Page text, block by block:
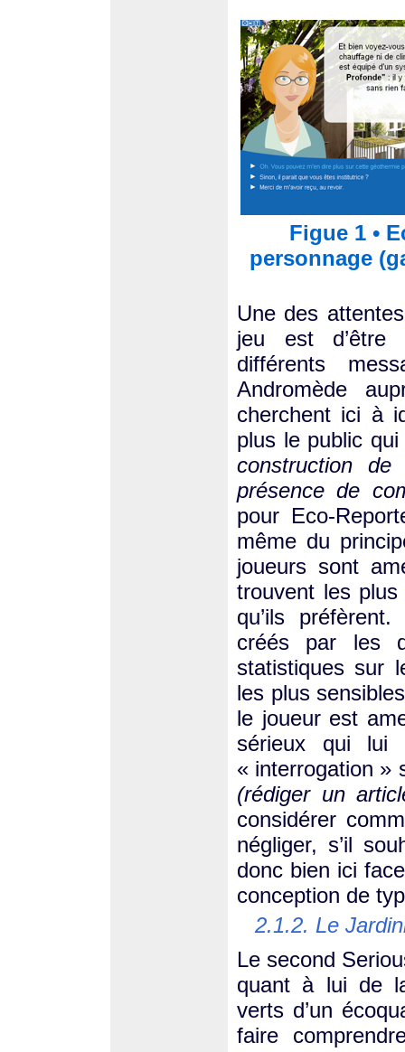
Figue 1 •
personnage
Une des
jeu est d’être
différents
Andromède
cherchent ici à
plus le public
construction
présence de
pour Eco-
même du
joueurs sont
trouvent les
qu’ils
créés par les
statistiques sur
les plus
le joueur est
sérieux qui
« interrogation »
(rédiger un
considérer
négliger, s’il
donc bien ici
conception de
2.1.2. Le
Le second
quant à lui de
verts d’un
faire